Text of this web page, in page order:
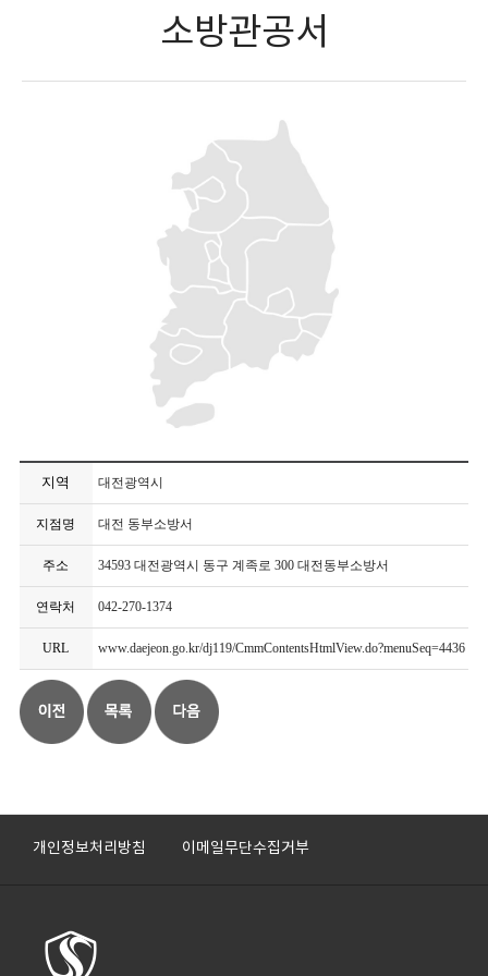
소방관공서
지역 대전광역시
지점명 대전 동부소방서
주소 34593 대전광역시 동구 계족로 300 대전동부소방서
연락처 042-270-1374
URL www.daejeon.go.kr/dj119/CmmContentsHtmlView.do?menuSeq=4436
개인정보처리방침 이메일무단수집거부